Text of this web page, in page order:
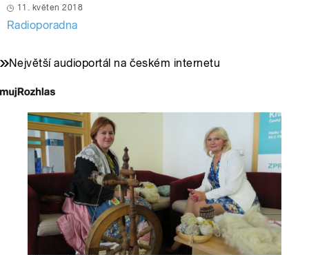
11. květen 2018
Radioporadna
Největší audioportál na českém internetu